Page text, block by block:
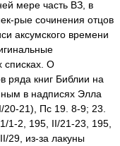
мере часть ВЗ, в
рые сочинения отцов
аксумского времени
списках. О
ряда книг Библии на
в надписях Элла
20-21), Пс 19. 8-9; 23.
1-2, 195, II/21-23, 195,
29, из-за лакуны